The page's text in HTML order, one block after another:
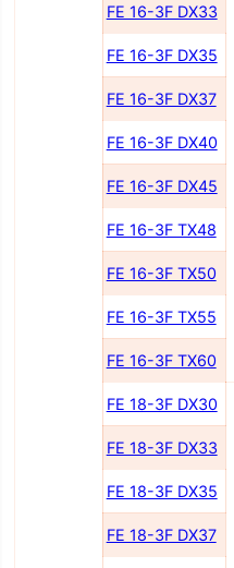
FE 16-3F DX33
FE 16-3F DX35
FE 16-3F DX37
FE 16-3F DX40
FE 16-3F DX45
FE 16-3F TX48
FE 16-3F TX50
FE 16-3F TX55
FE 16-3F TX60
FE 18-3F DX30
FE 18-3F DX33
FE 18-3F DX35
FE 18-3F DX37